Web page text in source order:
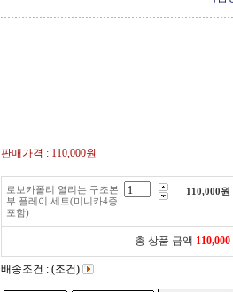
판매가격 : 110,000원
로보카폴리 열리는 구조본
부 플레이 세트(미니카4종
포함)
110,000원
총 상품 금액 110,000
배송조건 : (조건)